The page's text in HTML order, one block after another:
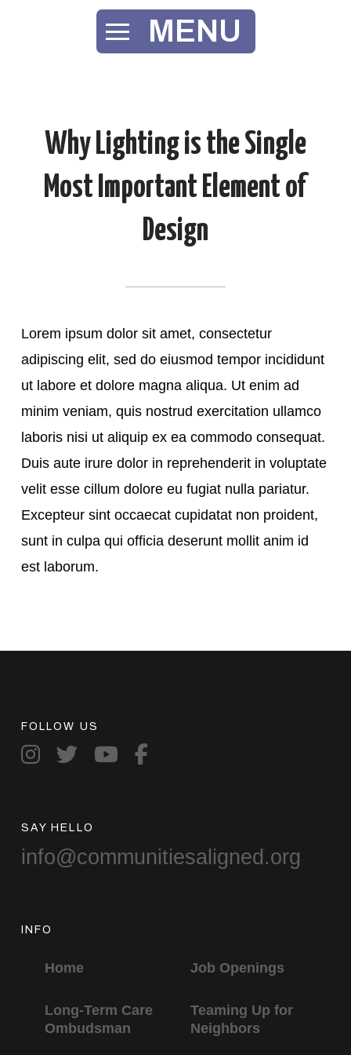
MENU
Why Lighting is the Single
Most Important Element of
Design
Lorem ipsum dolor sit amet, consectetur
adipiscing elit, sed do eiusmod tempor incididunt
ut labore et dolore magna aliqua. Ut enim ad
minim veniam, quis nostrud exercitation ullamco
laboris nisi ut aliquip ex ea commodo consequat.
Duis aute irure dolor in reprehenderit in voluptate
velit esse cillum dolore eu fugiat nulla pariatur.
Excepteur sint occaecat cupidatat non proident,
sunt in culpa qui officia deserunt mollit anim id
est laborum.
FOLLOW US
SAY HELLO
info@communitiesaligned.org
INFO
Home Job Openings
Long-Term Care
Ombudsman
Teaming Up for
Neighbors